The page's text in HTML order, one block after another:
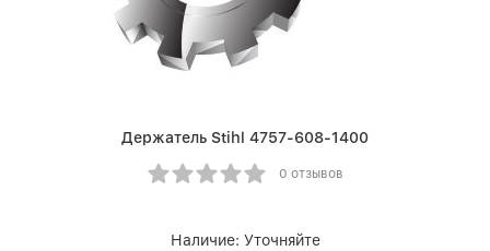
Держатель Stihl 4757-608-1400
0 отзывов
Наличие: Уточняйте